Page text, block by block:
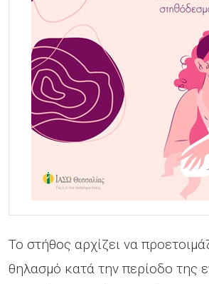
Το στήθος αρχίζει να
θηλασμό κατά την περίοδο της